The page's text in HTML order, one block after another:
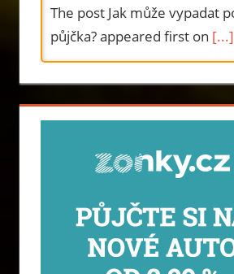
The post Jak může vypadat
půjčka? appeared first on [...]